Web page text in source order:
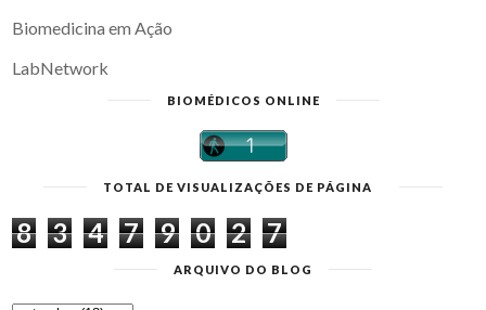
Biomedicina em Ação
LabNetwork
BIOMÉDICOS ONLINE
TOTAL DE VISUALIZAÇÕES DE PÁGINA
8 3 4 7 9 0 2 7
ARQUIVO DO BLOG